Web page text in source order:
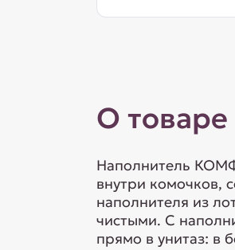
О товаре
Наполнитель
внутри комочков,
наполнителя из
чистыми. С
прямо в унитаз: в